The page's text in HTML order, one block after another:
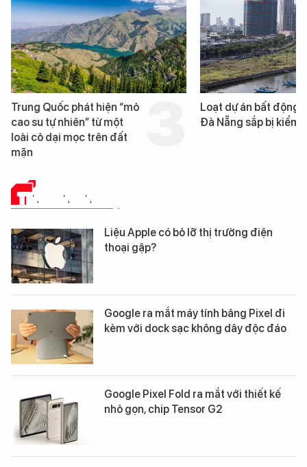
Trung Quốc phát hiện “mỏ
cao su tự nhiên” từ một
loài cỏ dại mọc trên đất
mặn
Loạt dự án bất động
Đà Nẵng sắp bị kiểm
TIN CÔNG NGHỆ
Liệu Apple có bỏ lỡ thị trường điện
thoại gập?
Google ra mắt máy tính bảng Pixel đi
kèm với dock sạc không dây độc đáo
Google Pixel Fold ra mắt với thiết kế
nhỏ gọn, chip Tensor G2